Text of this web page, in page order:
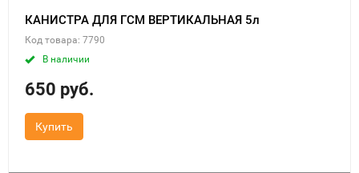
КАНИСТРА ДЛЯ ГСМ ВЕРТИКАЛЬНАЯ 5л
Код товара: 7790
В наличии
650 руб.
Купить